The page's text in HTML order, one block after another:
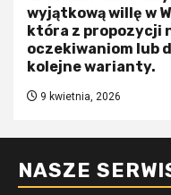
wyjątkową willę w
która z propozycji
oczekiwaniom lub
kolejne warianty.
9 kwietnia, 2026
NASZE